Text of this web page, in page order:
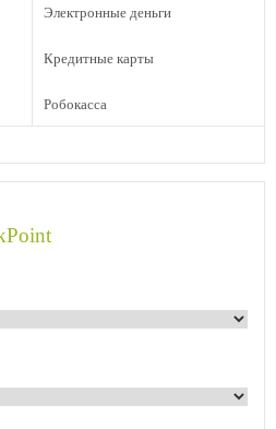
Электронные деньги
Кредитные карты
Робокасса